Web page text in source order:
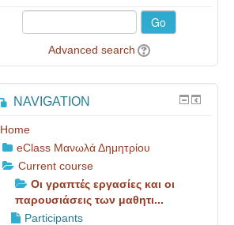
Go
Advanced search
NAVIGATION
Home
eClass Μανωλά Δημητρίου
Current course
Οι γραπτές εργασίες και οι
παρουσιάσεις των μαθητι...
Participants